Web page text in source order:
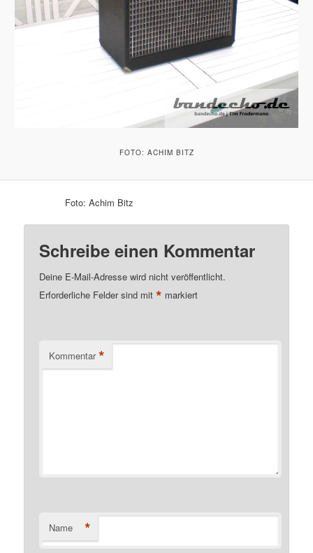
FOTO: ACHIM BITZ
Foto: Achim Bitz
Schreibe einen Kommentar
Deine E-Mail-Adresse wird nicht veröffentlicht.
Erforderliche Felder sind mit* markiert
Kommentar *
Name *